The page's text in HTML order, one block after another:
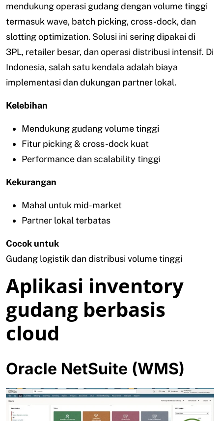
mendukung operasi gudang dengan volume tinggi
termasuk wave, batch picking, cross-dock, dan
slotting optimization. Solusi ini sering dipakai di
3PL, retailer besar, dan operasi distribusi intensif. Di
Indonesia, salah satu kendala adalah biaya
implementasi dan dukungan partner lokal.
Kelebihan
Mendukung gudang volume tinggi
Fitur picking & cross-dock kuat
Performance dan scalability tinggi
Kekurangan
Mahal untuk mid-market
Partner lokal terbatas
Cocok untuk
Gudang logistik dan distribusi volume tinggi
Aplikasi inventory
gudang berbasis
cloud
Oracle NetSuite (WMS)